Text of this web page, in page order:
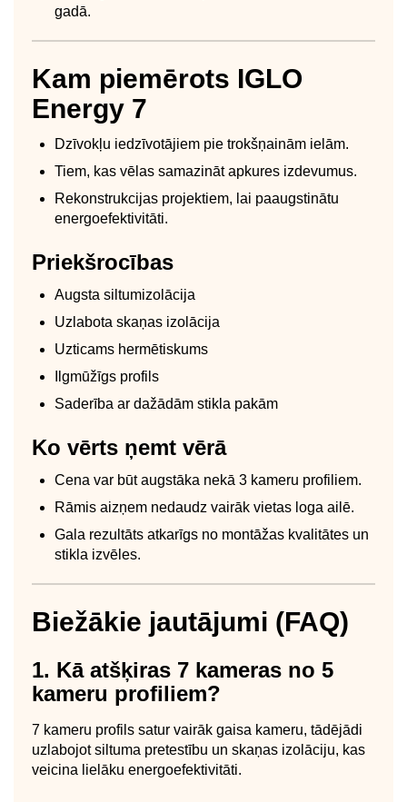
gadā.
Kam piemērots IGLO
Energy 7
Dzīvokļu iedzīvotājiem pie trokšņainām ielām.
Tiem, kas vēlas samazināt apkures izdevumus.
Rekonstrukcijas projektiem, lai paaugstinātu
energoefektivitāti.
Priekšrocības
Augsta siltumizolācija
Uzlabota skaņas izolācija
Uzticams hermētiskums
Ilgmūžīgs profils
Saderība ar dažādām stikla pakām
Ko vērts ņemt vērā
Cena var būt augstāka nekā 3 kameru profiliem.
Rāmis aizņem nedaudz vairāk vietas loga ailē.
Gala rezultāts atkarīgs no montāžas kvalitātes un
stikla izvēles.
Biežākie jautājumi (FAQ)
1. Kā atšķiras 7 kameras no 5
kameru profiliem?
7 kameru profils satur vairāk gaisa kameru, tādējādi
uzlabojot siltuma pretestību un skaņas izolāciju, kas
veicina lielāku energoefektivitāti.